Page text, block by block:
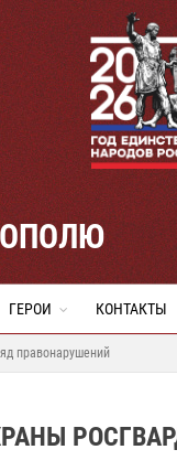
ГЕРОИ КОНТАКТЫ
правонарушений